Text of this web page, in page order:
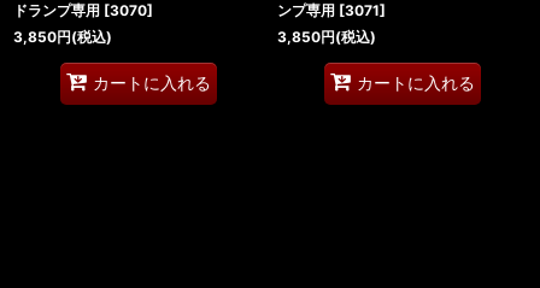
ドランプ専用 [3070]
3,850円(税込)
カートに入れる
ンプ専用 [3071]
3,850円(税込)
カートに入れる